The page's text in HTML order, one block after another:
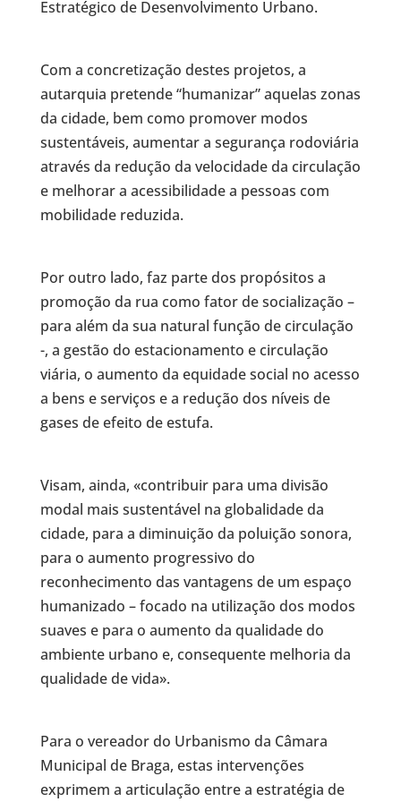
Estratégico de Desenvolvimento Urbano.
Com a concretização destes projetos, a
autarquia pretende “humanizar” aquelas zonas
da cidade, bem como promover modos
sustentáveis, aumentar a segurança rodoviária
através da redução da velocidade da circulação
e melhorar a acessibilidade a pessoas com
mobilidade reduzida.
Por outro lado, faz parte dos propósitos a
promoção da rua como fator de socialização –
para além da sua natural função de circulação
-, a gestão do estacionamento e circulação
viária, o aumento da equidade social no acesso
a bens e serviços e a redução dos níveis de
gases de efeito de estufa.
Visam, ainda, «contribuir para uma divisão
modal mais sustentável na globalidade da
cidade, para a diminuição da poluição sonora,
para o aumento progressivo do
reconhecimento das vantagens de um espaço
humanizado – focado na utilização dos modos
suaves e para o aumento da qualidade do
ambiente urbano e, consequente melhoria da
qualidade de vida».
Para o vereador do Urbanismo da Câmara
Municipal de Braga, estas intervenções
exprimem a articulação entre a estratégia de